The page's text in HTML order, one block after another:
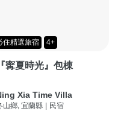
住精選旅宿 4+
『寗夏時光』包棟
Xia Time Villa
山鄉, 宜蘭縣 民宿